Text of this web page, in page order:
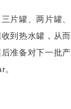
片罐、两片罐
到热水罐，从
准备对下一批